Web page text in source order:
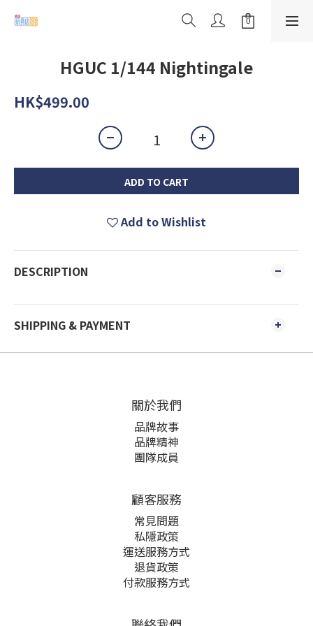
HGUC 1/144 Nightingale
HK$499.00
ADD TO CART
Add to Wishlist
DESCRIPTION
SHIPPING & PAYMENT
關於我們
品牌故事
品牌精神
團隊成員
顧客服務
常見問題
私隱政策
運送服務方式
退貨政策
付款服務方式